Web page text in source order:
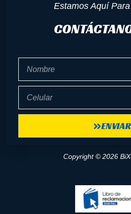
Estamos Aquí
ENVIAR
Copyright © 2026